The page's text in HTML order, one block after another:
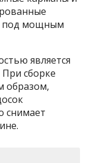
под мощным
является
сборке
образом,
снимает